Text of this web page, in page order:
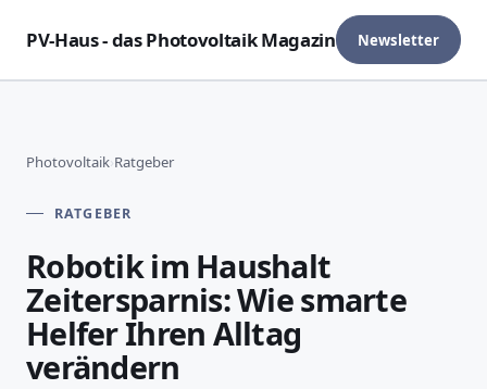
PV-Haus - das Photovoltaik Magazin Newsletter
Photovoltaik›Ratgeber
RATGEBER
Robotik im Haushalt
Zeitersparnis: Wie smarte
Helfer Ihren Alltag
verändern